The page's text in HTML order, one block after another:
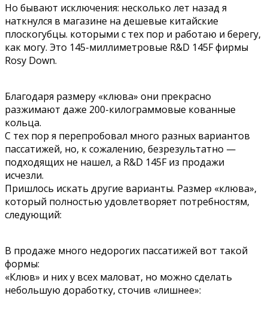
Но бывают исключения: несколько лет назад я
наткнулся в магазине на дешевые китайские
плоскогубцы. которыми с тех пор и работаю и берегу,
как могу. Это 145-миллиметровые R&D 145F фирмы
Rosy Down.
Благодаря размеру «клюва» они прекрасно
разжимают даже 200-килограммовые кованные
кольца.
С тех пор я перепробовал много разных вариантов
пассатижей, но, к сожалению, безрезультатно —
подходящих не нашел, а R&D 145F из продажи
исчезли.
Пришлось искать другие варианты. Размер «клюва»,
который полностью удовлетворяет потребностям,
следующий:
В продаже много недорогих пассатижей вот такой
формы:
«Клюв» и них у всех маловат, но можно сделать
небольшую доработку, сточив «лишнее»: